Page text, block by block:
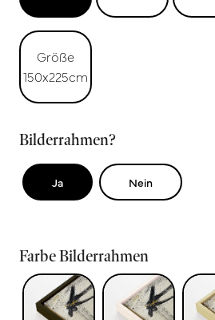
Größe
150x225cm
Bilderrahmen?
Ja Nein
Farbe Bilderrahmen